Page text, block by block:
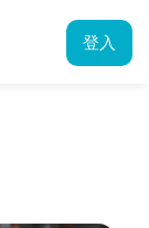
登入